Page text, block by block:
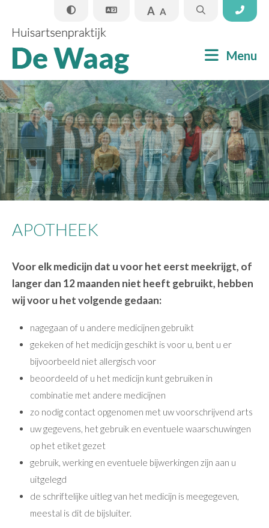
Praktijkinformatie
Apotheek
Informatie
A A
Menu
APOTHEEK
Voor elk medicijn dat u voor het eerst meekrijgt, of
langer dan 12 maanden niet heeft gebruikt, hebben
wij voor u het volgende gedaan:
nagegaan of u andere medicijnen gebruikt
gekeken of het medicijn geschikt is voor u, bent u er
bijvoorbeeld niet allergisch voor
beoordeeld of u het medicijn kunt gebruiken in
combinatie met andere medicijnen
zo nodig contact opgenomen met uw voorschrijvend arts
uw gegevens, het gebruik en eventuele waarschuwingen
op het etiket gezet
gebruik, werking en eventuele bijwerkingen zijn aan u
uitgelegd
de schriftelijke uitleg van het medicijn is meegegeven,
meestal is dit de bijsluiter.